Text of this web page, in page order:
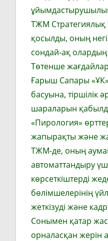
ұйымдастырушылық
ТЖМ Стратегиялық
қосылды, оның
сондай-ақ
Төтенше
Ғарыш Сапары
басуына, тіршілік
шараларын
«Пирология»
жапырақты және
ТЖМ-де, оның
автоматтандыру
көрсеткіштерді
бөлімшелерінің
жеткізуді және
Сонымен қатар
орналасқан жерін